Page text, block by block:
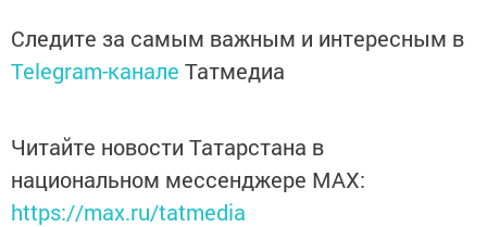
Следите за самым важным и интересным в
Telegram-канале Татмедиа
Читайте новости Татарстана в
национальном мессенджере MАХ:
https://max.ru/tatmedia